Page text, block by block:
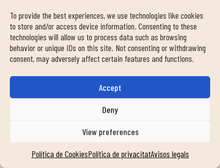
To provide the best experiences, we use technologies like cookies
to store and/or access device information. Consenting to these
technologies will allow us to process data such as browsing
behavior or unique IDs on this site. Not consenting or withdrawing
consent, may adversely affect certain features and functions.
Accept
Deny
View preferences
Política de CookiesPolítica de privacitatAvisos legals
EN QUÈ ET PODEM
AJUDAR?
Email